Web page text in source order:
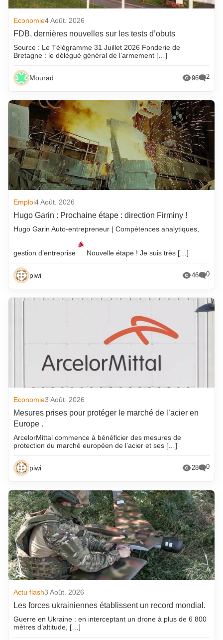
Economie4 Août. 2026
FDB, dernières nouvelles sur les tests d’obuts
Source : Le Télégramme 31 Juillet 2026 Fonderie de
Bretagne : le délégué général de l’armement […]
Mourad 96 2
Emploi4 Août. 2026
Hugo Garin : Prochaine étape : direction Firminy !
Hugo Garin Auto-entrepreneur | Compétences analytiques,
gestion d’entreprise Nouvelle étape ! Je suis très […]
piwi 46 0
Economie3 Août. 2026
Mesures prises pour protéger le marché de l’acier en
Europe .
ArcelorMittal commence à bénéficier des mesures de
protection du marché européen de l’acier et ses […]
piwi 28 0
Actu flash3 Août. 2026
Les forces ukrainiennes établissent un record mondial.
Guerre en Ukraine : en interceptant un drone à plus de 6 800
mètres d’altitude, […]